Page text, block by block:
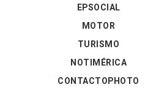
EPSOCIAL
MOTOR
TURISMO
NOTIMÉRICA
CONTACTOPHOTO